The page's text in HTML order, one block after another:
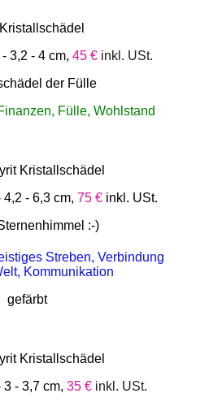
3,2 - 4 cm, 45 €inkl. USt.
der Fülle
Fülle, Wohlstand
Kristallschädel
- 6,3 cm, 75 € inkl. USt.
:-)
Streben, Verbindung
Kommunikation
gefärbt
Kristallschädel
- 3,7 cm, 35 € inkl. USt.